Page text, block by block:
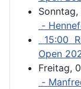
-
15:00
Open
Freitag,
-